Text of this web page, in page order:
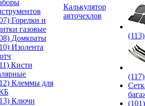
Горелки и
газовые
Домкраты
Изолента
Кисти
Клеммы для
Ключи
Калькулятор
авточехлов
(101)